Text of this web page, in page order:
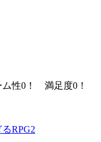
性0！ 満足度0！